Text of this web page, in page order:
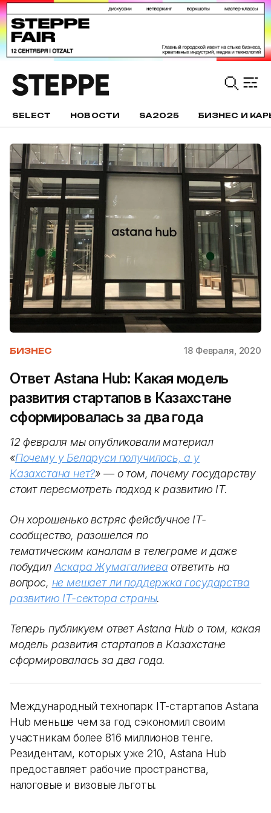
SELECT НОВОСТИ SA2025 БИЗНЕС И
БИЗНЕС 18 Февраля, 2020
Ответ Astana Hub: Какая модель
развития стартапов в Казахстане
сформировалась за два года
12 февраля мы опубликовали материал
«Почему у Беларуси получилось, а у
Казахстана нет?» — о том, почему государству
стоит пересмотреть подход к развитию IT.
Он хорошенько встряс фейсбучное IT-
сообщество, разошелся по
тематическим каналам в телеграме и даже
побудил Аскара Жумагалиева ответить на
вопрос, не мешает ли поддержка государства
развитию IT-сектора страны.
Теперь публикуем ответ Astana Hub о том, какая
модель развития стартапов в Казахстане
сформировалась за два года.
Международный технопарк IT-стартапов Astana
Hub меньше чем за год сэкономил своим
участникам более 816 миллионов тенге.
Резидентам, которых уже 210, Astana Hub
предоставляет рабочие пространства,
налоговые и визовые льготы.